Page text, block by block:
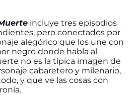
incluye tres episodios
pero conectados por
alegórico que los une con
negro donde habla al
no es la típica imagen de
cabaretero y milenario,
y que ve las cosas con